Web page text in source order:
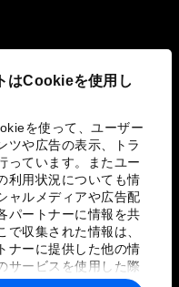
はCookieを使用し
を使って、ユーザー
ツや広告の表示、トラ
っています。またユー
利用状況についても情
ャルメディアや広告配
パートナーに情報を共
で収集された情報は、
ナーに提供した他の情
サービスを使用した際
組み合わされ、各パー